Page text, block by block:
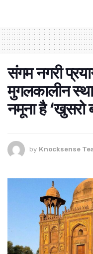
संगम नगरी
मुगलकालीन
नमूना है ‘खुसरो
by Knocksense